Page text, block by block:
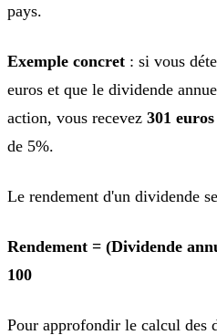
pays.
Exemple concret : si vous
euros et que le dividende
action, vous recevez 301
de 5%.
Le rendement d'un dividende
Rendement = (Dividende
100
Pour approfondir le calcul des